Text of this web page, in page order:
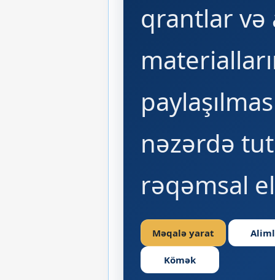
qrantlar və
nəzərdə
rəqəmsal
Məqalə yarat
Kömək